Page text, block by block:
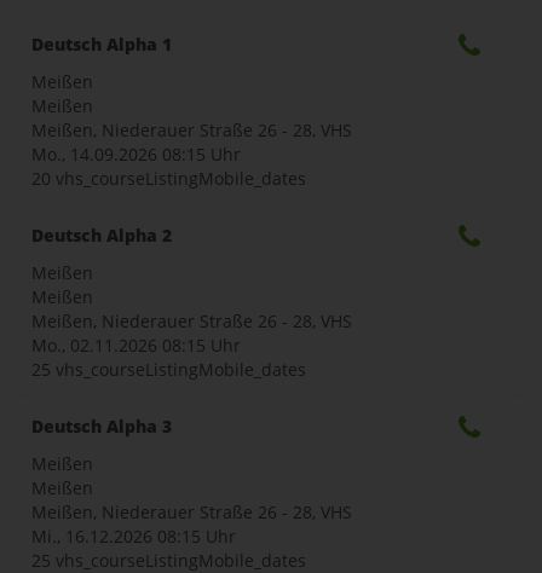
Deutsch Alpha 1
Meißen
Meißen
Meißen, Niederauer Straße 26 - 28, VHS
Mo., 14.09.2026 08:15 Uhr
20 vhs_courseListingMobile_dates
Deutsch Alpha 2
Meißen
Meißen
Meißen, Niederauer Straße 26 - 28, VHS
Mo., 02.11.2026 08:15 Uhr
25 vhs_courseListingMobile_dates
Deutsch Alpha 3
Meißen
Meißen
Meißen, Niederauer Straße 26 - 28, VHS
Mi., 16.12.2026 08:15 Uhr
25 vhs_courseListingMobile_dates